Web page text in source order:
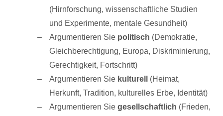
(Hirnforschung, wissenschaftliche Studien
und Experimente, mentale Gesundheit)
Argumentieren Sie politisch (Demokratie,
Gleichberechtigung, Europa, Diskriminierung,
Gerechtigkeit, Fortschritt)
Argumentieren Sie kulturell
(Heimat,
Herkunft, Tradition, kulturelles Erbe, Identität)
Argumentieren Sie gesellschaftlich (Frieden,